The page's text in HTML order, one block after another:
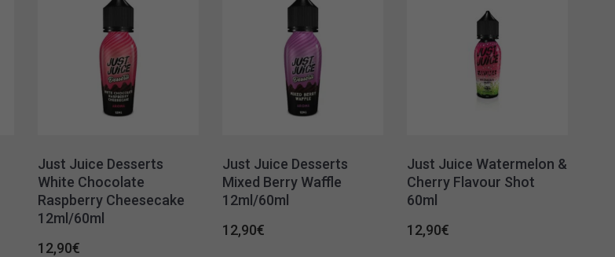
Just Juice Desserts
White Chocolate
Raspberry Cheesecake
12ml/60ml
12,90€
Just Juice Desserts
Mixed Berry Waffle
12ml/60ml
12,90€
Just Juice Watermelon &
Cherry Flavour Shot
60ml
12,90€